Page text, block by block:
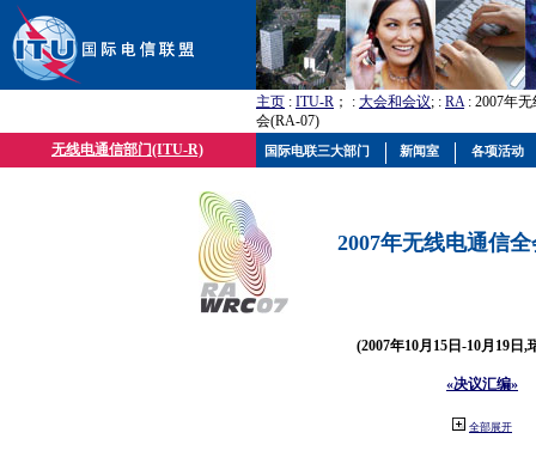
主页 : ITU-R ； : 大会和会议; : RA: 2007年
会(RA-07)
无线电通信部门(ITU-R)
2007年无线电通信
(2007年10月15日-10月19日,
«决议汇编»
全部展开
国际电联三大部门 新闻室 各项活动